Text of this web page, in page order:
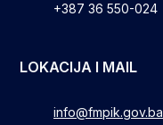
+387 36 550-024
LOKACIJA I MAIL
info@fmpik.gov.ba